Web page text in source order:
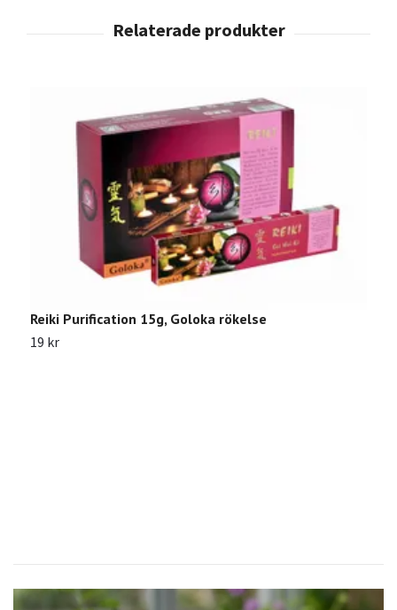
Reiki Purification 15g, Goloka rökelse
19 kr